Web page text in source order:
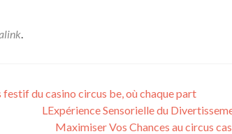
.
du casino circus be, où chaque part
LExpérience Sensorielle du
Maximiser Vos Chances au circus